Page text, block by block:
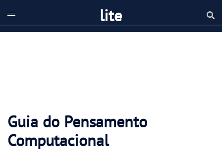
para
o
lite
Guia do Pensamento
Computacional